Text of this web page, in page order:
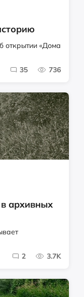
открытии «Дома
35 736
архивных
2 3.7K